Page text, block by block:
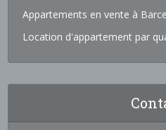
Appartements en vente à
Location d'appartement par